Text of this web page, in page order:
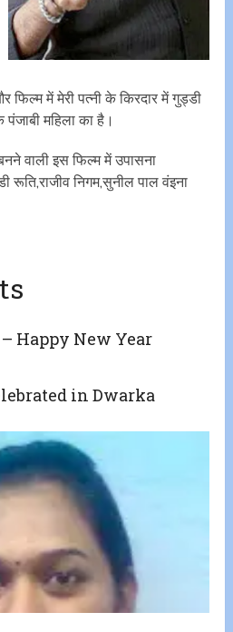
फिल्म में मेरी पत्नी के किरदार में गुड्डी
महिला का है।
वाली इस फिल्म में उपासना
रूति,राजीव निगम,सुनील पाल वंइना
Happy New Year
in Dwarka